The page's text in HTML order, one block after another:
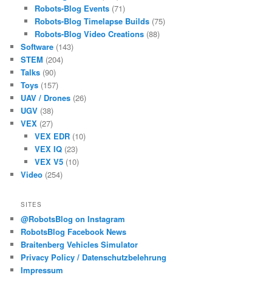
Robots-Blog Events(71)
Robots-Blog Timelapse Builds(75)
Robots-Blog Video Creations(88)
Software (143)
STEM (204)
Talks (90)
Toys (157)
UAV / Drones (26)
UGV (38)
VEX (27)
VEX EDR(10)
VEX IQ(23)
VEX V5(10)
Video (254)
SITES
@RobotsBlog on Instagram
RobotsBlog Facebook News
Braitenberg Vehicles Simulator
Privacy Policy / Datenschutzbelehrung
Impressum